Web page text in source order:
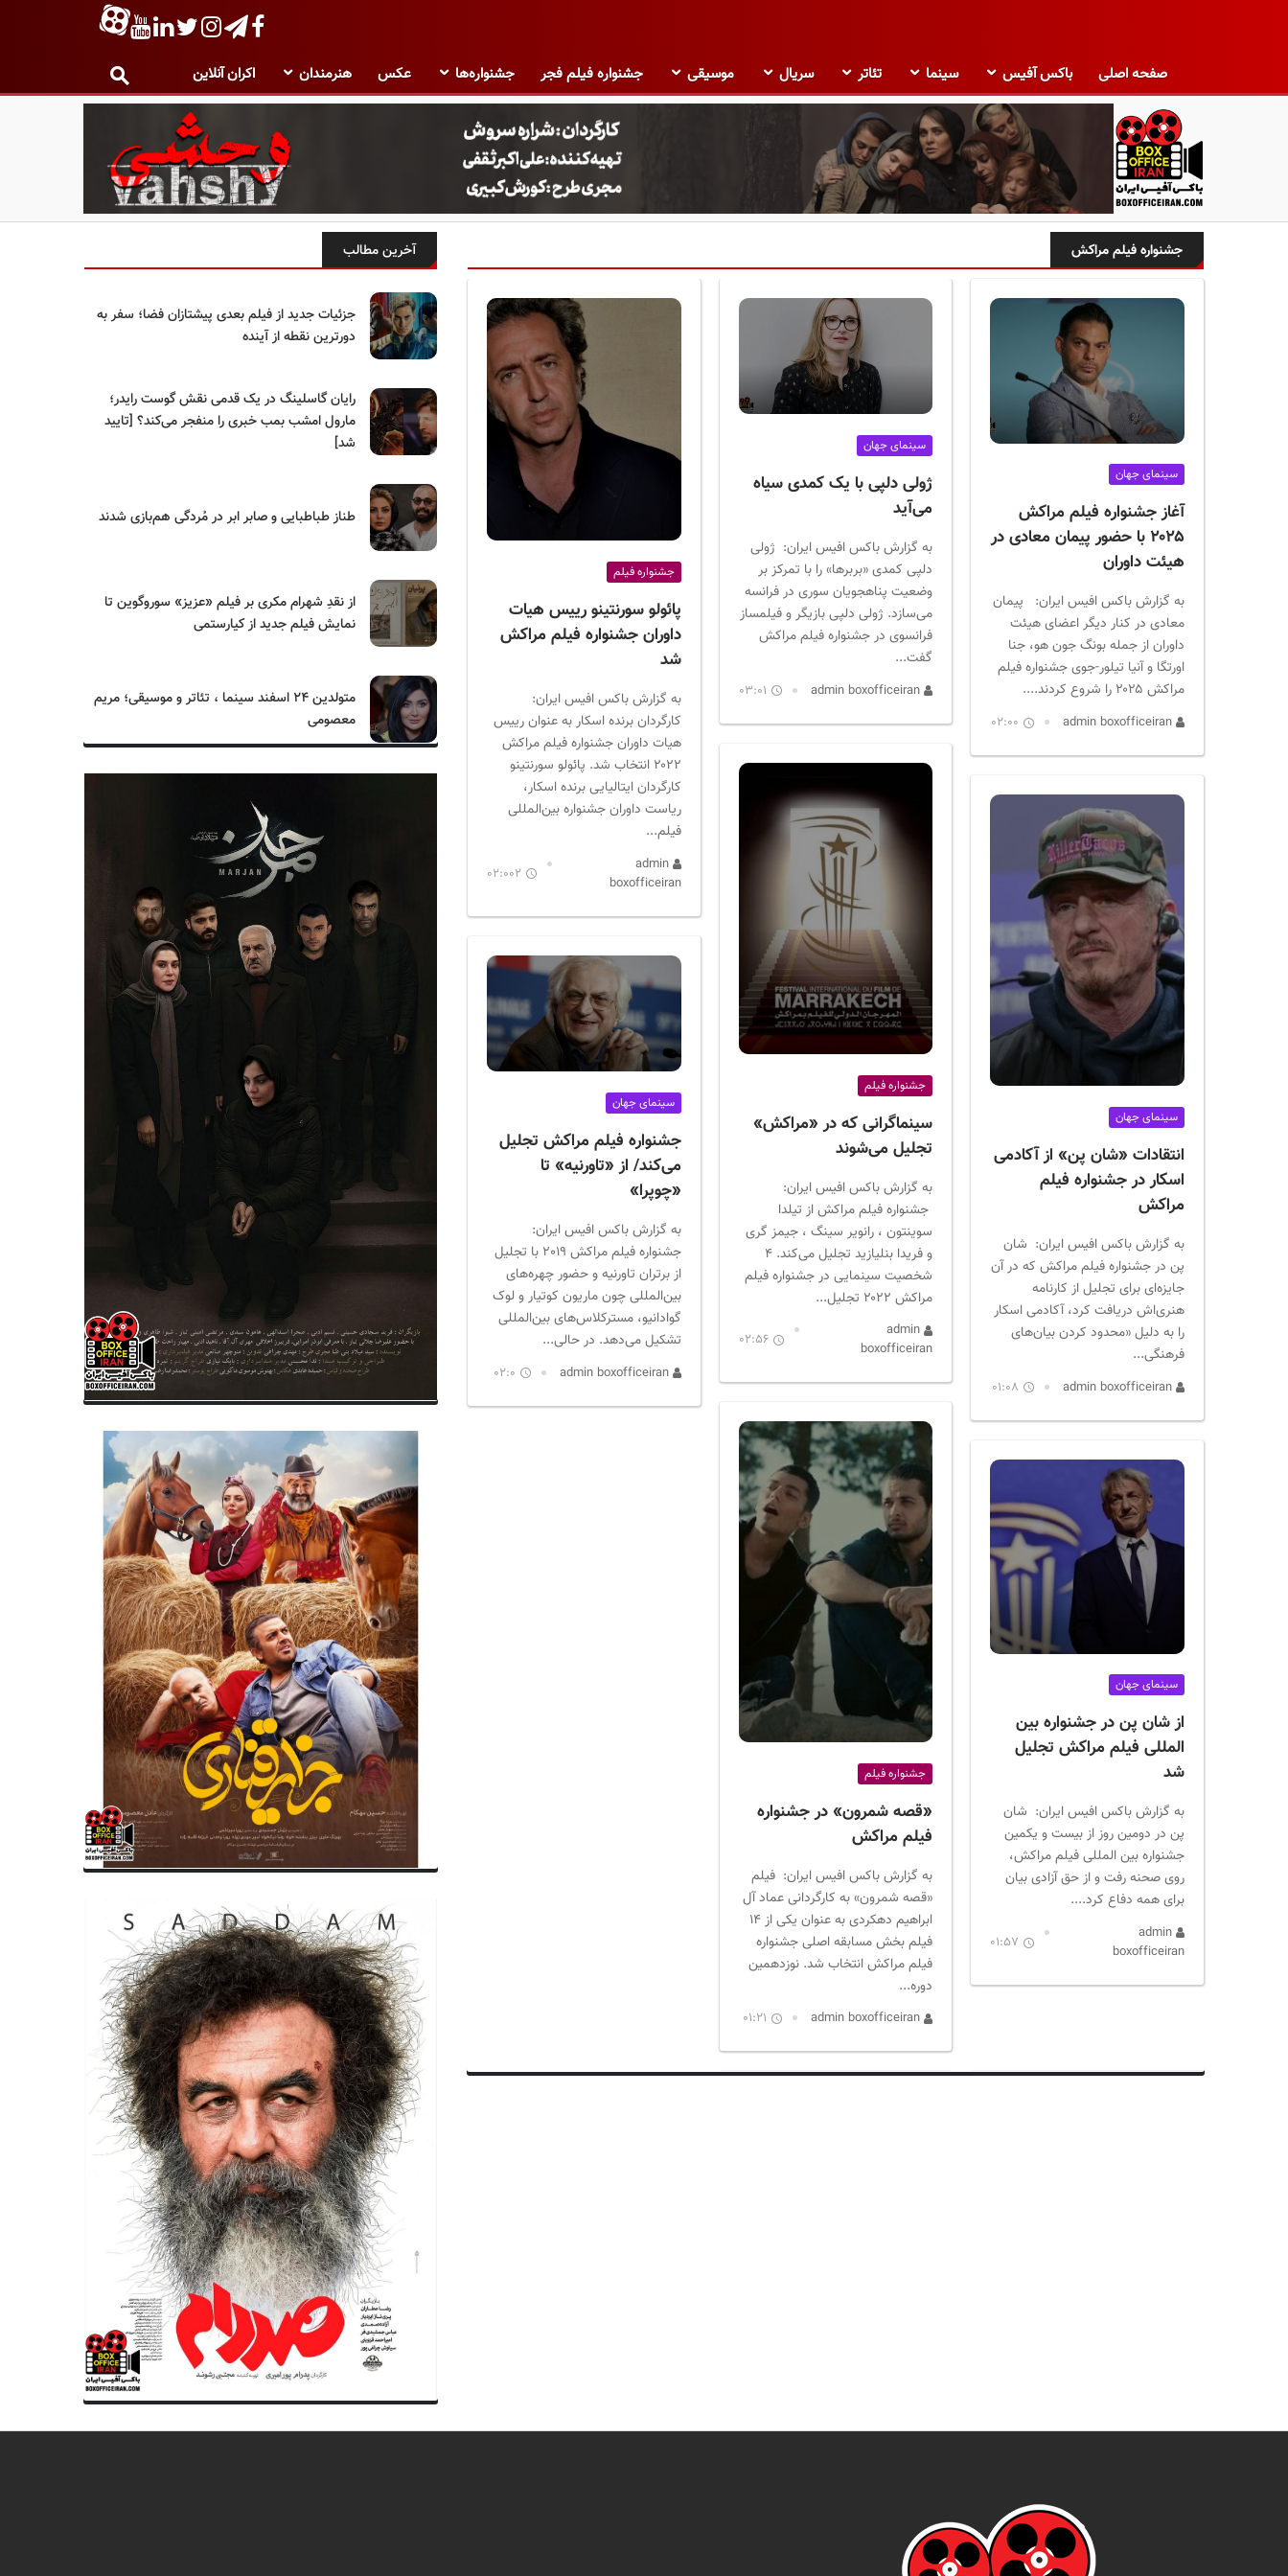
صفحه اصلی باکس آفیس سینما تئاتر سریال موسیقی جشنواره فیلم فجر جشنواره‌ها عکس هنرمندان اکران آنلاین
ب
ک
س
جشنواره فیلم مراکش
سینمای جهان
آغاز جشنواره فیلم مراکش
۲۰۲۵ با حضور پیمان معادی در
هیئت داوران
به گزارش باکس افیس ایران: پیمان
معادی در کنار دیگر اعضای هیئت
داوران از جمله بونگ جون هو، جنا
اورتگا و آنیا تیلور-جوی جشنواره فیلم
مراکش ۲۰۲۵ را شروع کردند....
02:00
سینمای جهان
انتقادات «شان پن» از آکادمی
اسکار در جشنواره فیلم
مراکش
به گزارش باکس افیس ایران: شان
پن در جشنواره فیلم مراکش که در آن
جایزه‌ای برای تجلیل از کارنامه
هنری‌اش دریافت کرد، آکادمی اسکار
را به دلیل «محدود کردن بیان‌های
فرهنگی...
01:08
سینمای جهان
از شان پن در جشنواره بین
المللی فیلم مراکش تجلیل
شد
به گزارش باکس افیس ایران: شان
پن در دومین روز از بیست و یکمین
جشنواره بین المللی فیلم مراکش،
روی صحنه رفت و از حق آزادی بیان
برای همه دفاع کرد....
admin
boxofficeiran
01:57
سینمای جهان
ژولی دلپی با یک کمدی سیاه
می‌آید
به گزارش باکس افیس ایران: ژولی
دلپی کمدی «بربرها» را با تمرکز بر
وضعیت پناهجویان سوری در فرانسه
می‌سازد. ژولی دلپی بازیگر و فیلمساز
فرانسوی در جشنواره فیلم مراکش
گفت...
admin boxofficeiran
03:01
جشنواره فیلم
سینماگرانی که در «مراکش»
تجلیل می‌شوند
به گزارش باکس افیس ایران:
جشنواره فیلم مراکش از تیلدا
سوینتون ، رانویر سینگ ، جیمز گری
و فریدا بنلیازید تجلیل می‌کند. ۴
شخصیت سینمایی در جشنواره فیلم
مراکش ۲۰۲۲ تجلیل...
admin
boxofficeiran
02:56
جشنواره فیلم
«قصه شمرون» در جشنواره
فیلم مراکش
به گزارش باکس افیس ایران: فیلم
«قصه شمرون» به کارگردانی عماد آل
ابراهیم دهکردی به عنوان یکی از ۱۴
فیلم بخش مسابقه اصلی جشنواره
فیلم مراکش انتخاب شد. نوزدهمین
دوره...
admin boxofficeiran
01:21
جشنواره فیلم
پائولو سورنتینو رییس هیات
داوران جشنواره فیلم مراکش
شد
به گزارش باکس افیس ایران:
کارگردان برنده اسکار به عنوان رییس
هیات داوران جشنواره فیلم مراکش
۲۰۲۲ انتخاب شد. پائولو سورنتینو
کارگردان ایتالیایی برنده اسکار،
ریاست داوران جشنواره بین‌المللی
فیلم...
admin
boxofficeiran
02:002
سینمای جهان
جشنواره فیلم مراکش تجلیل
می‌کند/ از «تاورنیه» تا
«چوپرا»
به گزارش باکس افیس ایران:
جشنواره فیلم مراکش 2019 با تجلیل
از برتران تاورنیه و حضور چهره‌های
بین‌المللی چون ماریون کوتیار و لوک
گوادانیو، مسترکلاس‌های بین‌المللی
تشکیل می‌دهد. در حالی...
admin boxofficeiran
02:0
آخرین مطالب
جزئیات جدید از فیلم بعدی پیشتازان فضا؛ سفر به
دورترین نقطه از آینده
رایان گاسلینگ در یک قدمی نقش گوست رایدر؛
مارول امشب بمب خبری را منفجر می‌کند؟ [تایید
شد]
طناز طباطبایی و صابر ابر در مُردگی هم‌بازی شدند
از نقدِ شهرام مکری بر فیلم «عزیز» سوروگوین تا
نمایش فیلم جدید از کیارستمی
متولدین ۲۴ اسفند سینما ، تئاتر و موسیقی؛ مریم
معصومی